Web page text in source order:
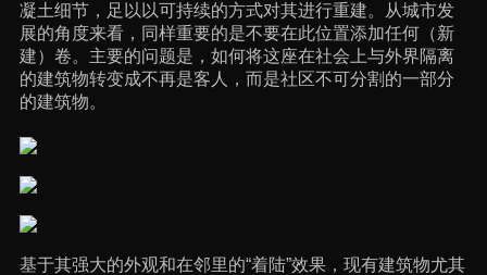
凝土细节，足以以可持续的方式对其进行重建。从城市发
展的角度来看，同样重要的是不要在此位置添加任何（新
建）卷。主要的问题是，如何将这座在社会上与外界隔离
的建筑物转变成不再是客人，而是社区不可分割的一部分
的建筑物。
基于其强大的外观和在邻里的“着陆”效果，现有建筑物尤其